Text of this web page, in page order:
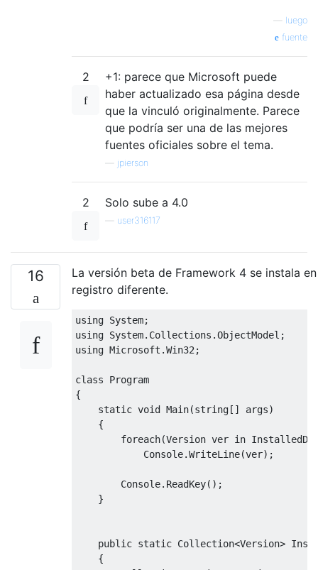
luego
fuente
2
+1: parece que Microsoft puede
haber actualizado esa página desde
que la vinculó originalmente. Parece
que podría ser una de las mejores
fuentes oficiales sobre el tema.
jpierson
2 Solo sube a 4.0
user316117
16
La versión beta de Framework 4 se instala
registro diferente.
using System;
using System. Collections .ObjectModel ;
using Microsoft .Win32 ;
class
Program
{
static void Main(string [] args)
{
foreach(Version ver in
Console.WriteLine(ver);
Console. ReadKey();
}
public static Collection<Version>
{